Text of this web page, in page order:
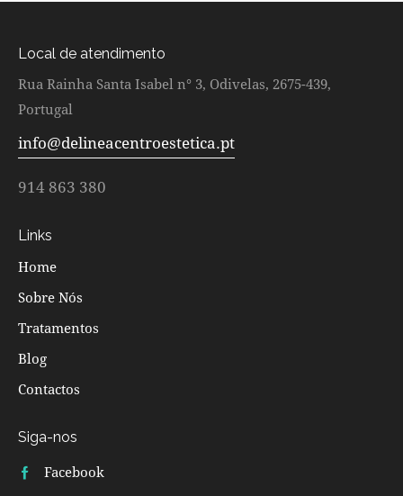
Local de atendimento
Rua Rainha Santa Isabel n° 3, Odivelas, 2675-439,
Portugal
info@delineacentroestetica.pt
914 863 380
Links
Home
Sobre Nós
Tratamentos
Blog
Contactos
Siga-nos
Facebook